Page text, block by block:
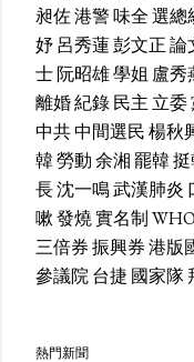
昶佐港警味全選總
妤呂秀蓮彭文正論
士阮昭雄學姐 盧秀
離婚紀錄民主 立委
中共中間選民楊秋
韓勞動余湘罷韓
長沈一鳴武漢肺炎
嗽發燒實名制WHO
三倍券振興券港版
參議院台捷 國家隊
熱門新聞